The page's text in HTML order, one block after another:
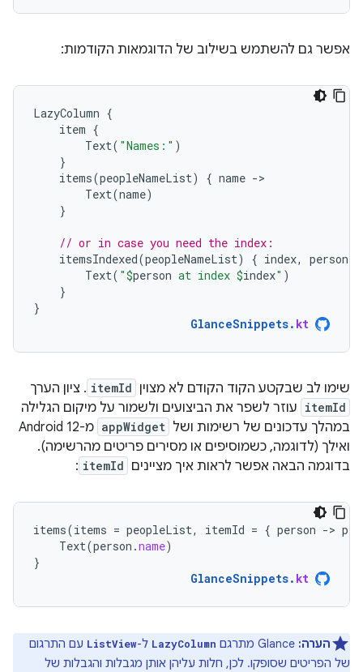
אפשר גם להשתמש בשילוב של הדוגמאות הקודמות:
LazyColumn {
item {
Text( "Names:" )
}
items(peopleNameList) { name -
Text(name)
}
// or in case you need the index:
itemsIndexed(peopleNameList) { index, person
Text( "$person at index $index" )
}
}
GlanceSnippets. kt
שימו לב שבקטע הקוד הקודם לא מצוין itemId . ציון הערך
itemId עוזר לשפר את הביצועים ולשמור על מיקום הגלילה
במהלך עדכונים של רשימות ושל appWidget
מ-Android 12
ואילך (לדוגמה, כשמוסיפים או מסירים פריטים מהרשימה).
בדוגמה הבאה אפשר לראות איך מציינים itemId
:
items(items = peopleList, itemId = { person ->
Text(person .name)
}
GlanceSnippets. kt
הערה: LazyColumn ל-ListView עם התרגום
של הפריטים שסופקו. לכן, חלות עליהן אותן מגבלות והגבלות של